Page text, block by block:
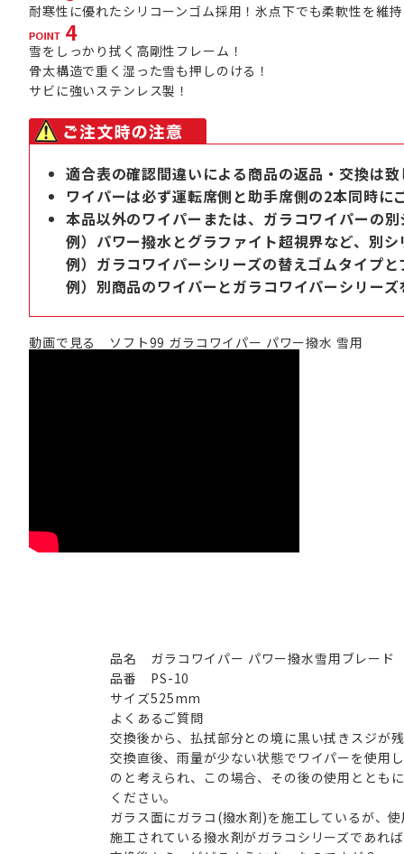
耐寒性に優れたシリコーンゴム採用！氷点下でも柔軟性を維
雪をしっかり拭く高剛性フレーム！
骨太構造で重く湿った雪も押しのける！
サビに強いステンレス製！
適合表の確認間違いによる商品の返品・交換は
ワイパーは必ず運転席側と助手席側の2本同時に
本品以外のワイパーまたは、ガラコワイパーの
例）パワー撥水とグラファイト超視界など、別
例）ガラコワイパーシリーズの替えゴムタイプ
例）別商品のワイパーとガラコワイパーシリー
動画で見る ソフト99 ガラコワイパー パワー撥水 雪用
品名
ガラコワイパー パワー撥水雪用ブレード
品番
PS-10
サイズ525mm
よくあるご質問
交換後から、払拭部分との境に黒い拭きスジが
交換直後、雨量が少ない状態でワイパーを使用
のと考えられ、この場合、その後の使用ととも
ください。
ガラス面にガラコ(撥水剤)を施工しているが、
施工されている撥水剤がガラコシリーズであれ